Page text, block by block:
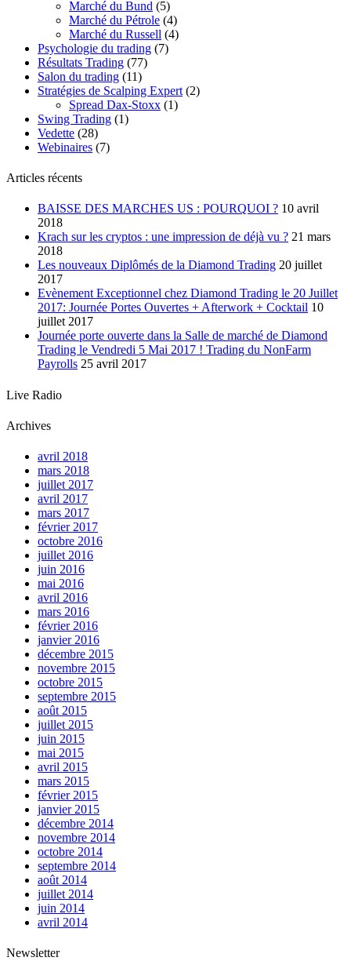
Marché du Bund (5)
Marché du Pétrole (4)
Marché du Russell (4)
Psychologie du trading (7)
Résultats Trading (77)
Salon du trading (11)
Stratégies de Scalping Expert (2)
Spread Dax-Stoxx (1)
Swing Trading (1)
Vedette (28)
Webinaires (7)
Articles récents
BAISSE DES MARCHES US : POURQUOI ? 10 avril
2018
Krach sur les cryptos : une impression de déjà vu ? 21 mars
2018
Les nouveaux Diplômés de la Diamond Trading 20 juillet
2017
Evènement Exceptionnel chez Diamond Trading le 20 Juillet
2017: Journée Portes Ouvertes + Afterwork + Cocktail 10
juillet 2017
Journée porte ouverte dans la Salle de marché de Diamond
Trading le Vendredi 5 Mai 2017 ! Trading du NonFarm
Payrolls 25 avril 2017
Live Radio
Archives
avril 2018
mars 2018
juillet 2017
avril 2017
mars 2017
février 2017
octobre 2016
juillet 2016
juin 2016
mai 2016
avril 2016
mars 2016
février 2016
janvier 2016
décembre 2015
novembre 2015
octobre 2015
septembre 2015
août 2015
juillet 2015
juin 2015
mai 2015
avril 2015
mars 2015
février 2015
janvier 2015
décembre 2014
novembre 2014
octobre 2014
septembre 2014
août 2014
juillet 2014
juin 2014
avril 2014
Newsletter